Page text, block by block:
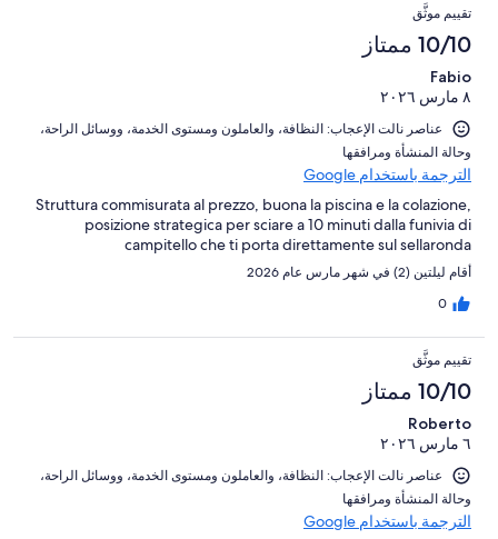
تقييم موثَّق
10/10 ممتاز
Fabio
٨ مارس ٢٠٢٦
عناصر نالت الإعجاب: ⁦النظافة⁩، و⁦العاملون ومستوى الخدمة⁩، و⁦وسائل الراحة⁩،
و⁦حالة المنشأة ومرافقها⁩
الترجمة باستخدام Google
Struttura commisurata al prezzo, buona la piscina e la colazione,
posizione strategica per sciare a 10 minuti dalla funivia di
campitello che ti porta direttamente sul sellaronda
أقام ليلتين (2) في شهر مارس عام 2026
0
تقييم موثَّق
10/10 ممتاز
Roberto
٦ مارس ٢٠٢٦
عناصر نالت الإعجاب: ⁦النظافة⁩، و⁦العاملون ومستوى الخدمة⁩، و⁦وسائل الراحة⁩،
و⁦حالة المنشأة ومرافقها⁩
الترجمة باستخدام Google